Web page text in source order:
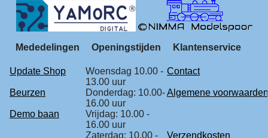
Mededelingen Openingstijden Klantenservice
Update Shop
Woensdag 10.00 -
13.00 uur
Contact
Beurzen
Donderdag: 10.00-
16.00 uur
Algemene voorwaarden
Demo baan
Vrijdag: 10.00 -
16.00 uur
Zaterdag: 10.00 -
Verzendkosten